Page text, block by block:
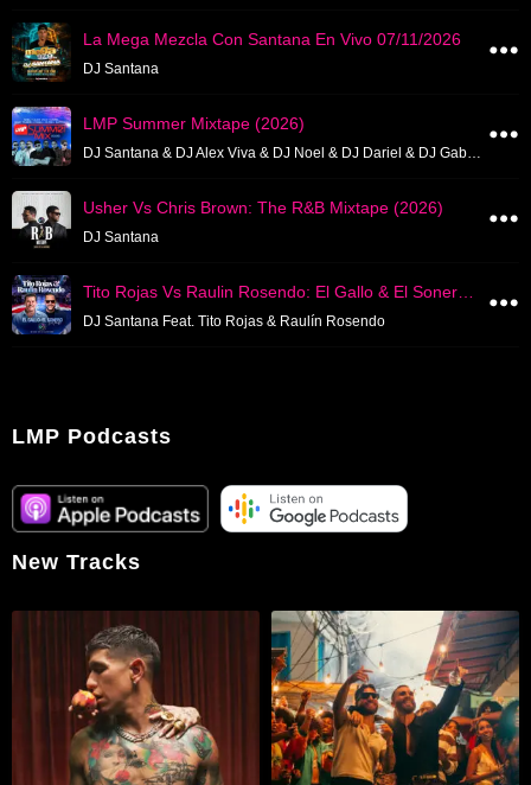
La Mega Mezcla Con Santana En Vivo 07/11/2026
DJ Santana
LMP Summer Mixtape (2026)
DJ Santana & DJ Alex Viva & DJ Noel & DJ Dariel & DJ Gaby Fusion & DJ Rabia & DJ Chris & DJ Noni
Usher Vs Chris Brown: The R&B Mixtape (2026)
DJ Santana
DJ Santana Feat. Tito Rojas & Raulín Rosendo
LMP Podcasts
New Tracks